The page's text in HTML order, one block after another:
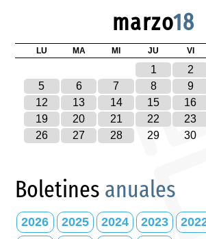
marzo18
LU MA MI JU VI
1 2
5
6 7 8 9
12
13 14 15 16
19
20 21 22 23
26
27 28 29 30
Boletines anuales
2026 2025 2024 2023